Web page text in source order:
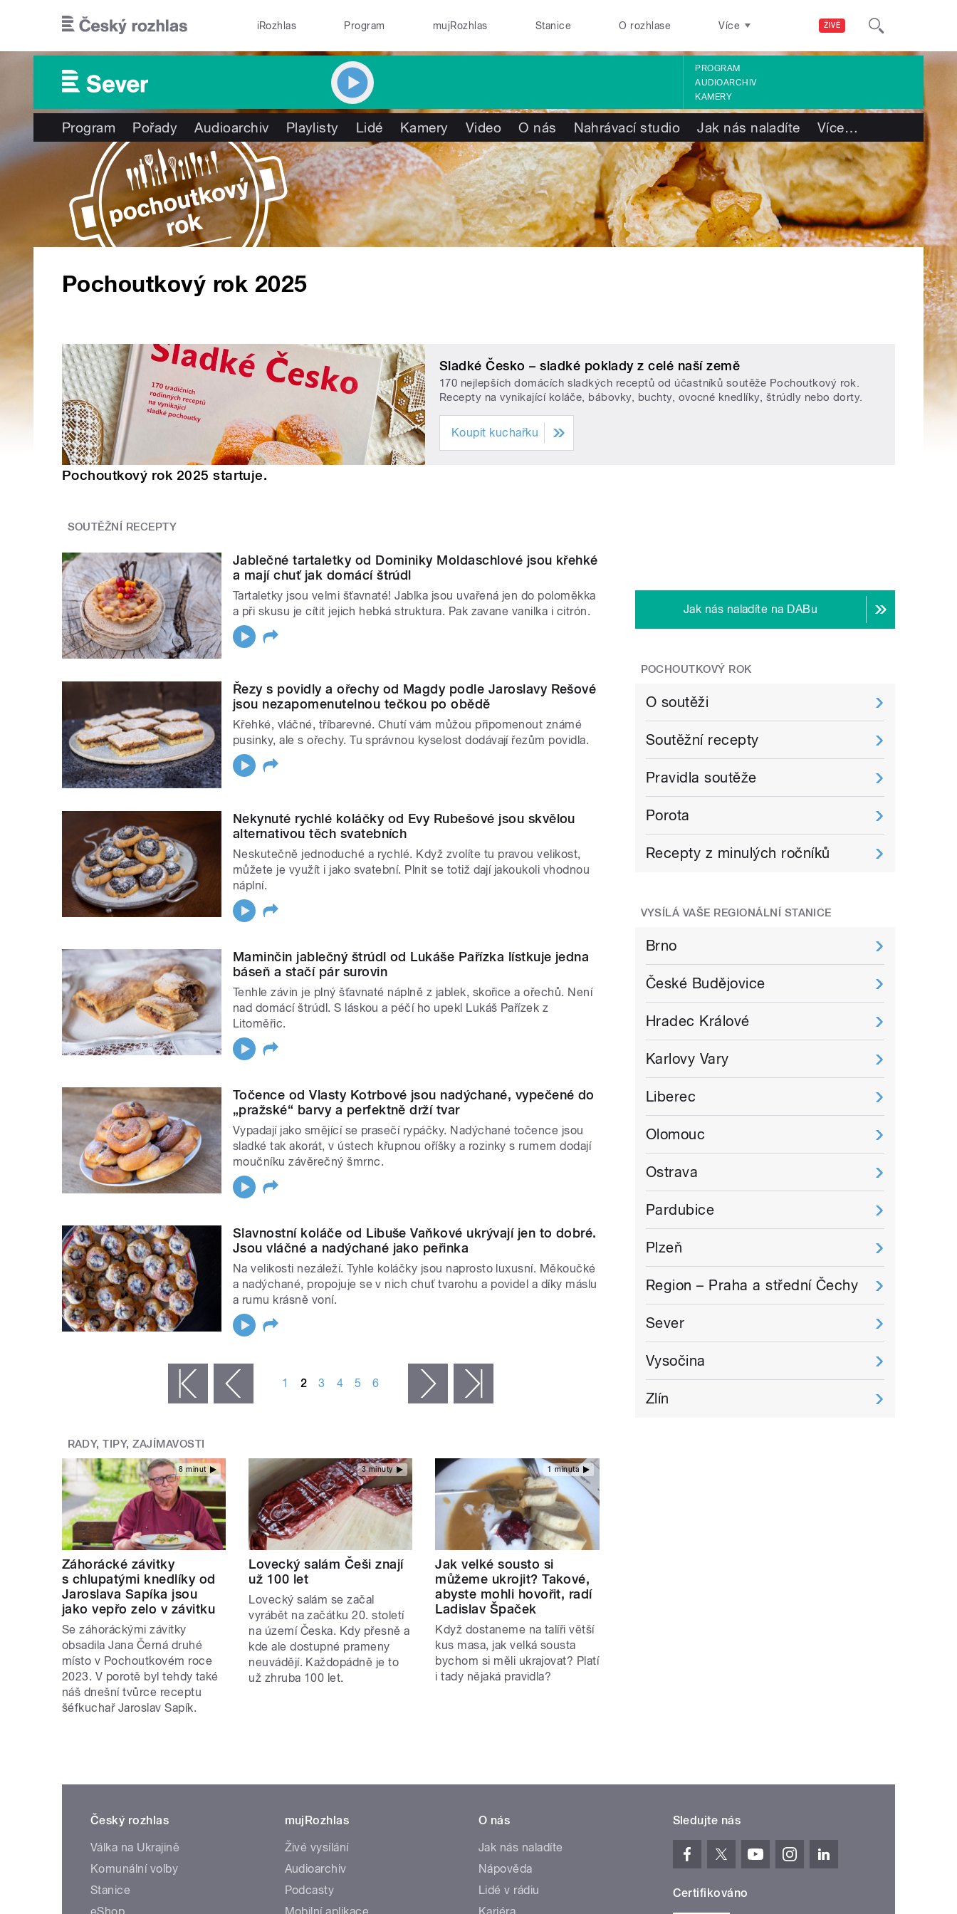
ŽIVĚ
iRozhlas Program mujRozhlas Stanice O rozhlase Více
PROGRAM
AUDIOARCHIV
KAMERY
Program Pořady Audioarchiv Playlisty Lidé Kamery Video O nás Nahrávací studio Jak nás naladíte Více…
Pochoutkový rok 2025
Sladké Česko – sladké poklady z celé naší země
170 nejlepších domácích sladkých receptů od účastníků soutěže Pochoutkový rok.
Recepty na vynikající koláče, bábovky, buchty, ovocné knedlíky, štrúdly nebo dorty.
Koupit kuchařku
Pochoutkový rok 2025 startuje.
SOUTĚŽNÍ RECEPTY
Jablečné tartaletky od Dominiky Moldaschlové jsou křehké
a mají chuť jak domácí štrúdl
Tartaletky jsou velmi šťavnaté! Jablka jsou uvařená jen do poloměkka
a při skusu je cítit jejich hebká struktura. Pak zavane vanilka i citrón.
Řezy s povidly a ořechy od Magdy podle Jaroslavy Rešové
jsou nezapomenutelnou tečkou po obědě
Křehké, vláčné, tříbarevné. Chutí vám můžou připomenout známé
pusinky, ale s ořechy. Tu správnou kyselost dodávají řezům povidla.
Nekynuté rychlé koláčky od Evy Rubešové jsou skvělou
alternativou těch svatebních
Neskutečně jednoduché a rychlé. Když zvolíte tu pravou velikost,
můžete je využít i jako svatební. Plnit se totiž dají jakoukoli vhodnou
náplní.
Maminčin jablečný štrúdl od Lukáše Pařízka lístkuje jedna
báseň a stačí pár surovin
Tenhle závin je plný šťavnaté náplně z jablek, skořice a ořechů. Není
nad domácí štrúdl. S láskou a péčí ho upekl Lukáš Pařízek z
Litoměřic.
Točence od Vlasty Kotrbové jsou nadýchané, vypečené do
„pražské“ barvy a perfektně drží tvar
Vypadají jako smějící se prasečí rypáčky. Nadýchané točence jsou
sladké tak akorát, v ústech křupnou oříšky a rozinky s rumem dodají
moučníku závěrečný šmrnc.
Slavnostní koláče od Libuše Vaňkové ukrývají jen to dobré.
Jsou vláčné a nadýchané jako peřinka
Na velikosti nezáleží. Tyhle koláčky jsou naprosto luxusní. Měkoučké
a nadýchané, propojuje se v nich chuť tvarohu a povidel a díky máslu
a rumu krásně voní.
‹ předchozí 1 2 3 4 5 6 následující ›
RADY, TIPY, ZAJÍMAVOSTI
8 minut
Záhorácké závitky
s chlupatými knedlíky od
Jaroslava Sapíka jsou
jako vepřo zelo v závitku
Se záhoráckými závitky
obsadila Jana Černá druhé
místo v Pochoutkovém roce
2023. V porotě byl tehdy také
náš dnešní tvůrce receptu
šéfkuchař Jaroslav Sapík.
3 minuty
Lovecký salám Češi znají
už 100 let
Lovecký salám se začal
vyrábět na začátku 20. století
na území Česka. Kdy přesně a
kde ale dostupné prameny
neuvádějí. Každopádně je to
už zhruba 100 let.
1 minuta
Jak velké sousto si
můžeme ukrojit? Takové,
abyste mohli hovořit, radí
Ladislav Špaček
Když dostaneme na talíři větší
kus masa, jak velká sousta
bychom si měli ukrajovat? Platí
i tady nějaká pravidla?
Jak nás naladíte na DABu
POCHOUTKOVÝ ROK
O soutěži
Soutěžní recepty
Pravidla soutěže
Porota
Recepty z minulých ročníků
VYSÍLÁ VAŠE REGIONÁLNÍ STANICE
Brno
České Budějovice
Hradec Králové
Karlovy Vary
Liberec
Olomouc
Ostrava
Pardubice
Plzeň
Region – Praha a střední Čechy
Sever
Vysočina
Zlín
Český rozhlas
Válka na Ukrajině
Komunální volby
Stanice
mujRozhlas
Živé vysílání
Audioarchiv
Podcasty
O nás
Jak nás naladíte
Nápověda
Lidé v rádiu
Sledujte nás
Certifikováno